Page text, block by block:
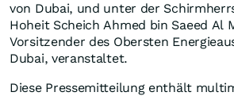
von Dubai, und unter der
Hoheit Scheich Ahmed bin Saeed Al
Vorsitzender des Obersten
Dubai, veranstaltet.
Diese Pressemitteilung enthält